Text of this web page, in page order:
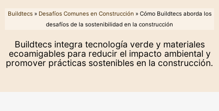
Buildtecs» Desafíos Comunes en Construcción » Cómo Buildtecs aborda los
desafíos de la sostenibilidad en la construcción
Buildtecs integra tecnología verde y materiales
ecoamigables para reducir el impacto ambiental y
promover prácticas sostenibles en la construcción.